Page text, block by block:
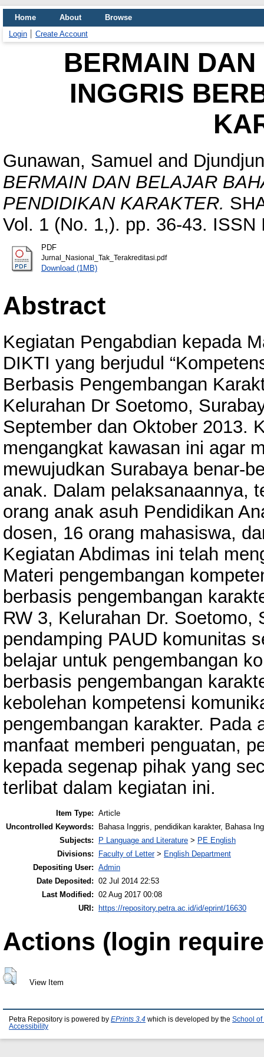
Home About
Browse
Login
Create Account
BERMAIN
INGGRIS
Gunawan, Samuel and
BERMAIN DAN BELAJAR
PENDIDIKAN KARAKTER.
Vol. 1 (No. 1,). pp. 36-43. ISSN
PDF
Jurnal_Nasional_Tak_Terakreditasi.pdf
Download (1MB)
Abstract
Kegiatan Pengabdian kepada
DIKTI yang berjudul
Berbasis Pengembangan
Kelurahan Dr Soetomo,
September dan Oktober 2013.
mengangkat kawasan ini agar
mewujudkan Surabaya benar-
anak. Dalam pelaksanaannya,
orang anak asuh Pendidikan
dosen, 16 orang mahasiswa,
Kegiatan Abdimas ini telah
Materi pengembangan
berbasis pengembangan
RW 3, Kelurahan Dr. Soetomo,
pendamping PAUD komunitas
belajar untuk pengembangan
berbasis pengembangan
kebolehan kompetensi
pengembangan karakter. Pada
manfaat memberi penguatan,
kepada segenap pihak yang
terlibat dalam kegiatan ini.
Item Type: Article
Uncontrolled Keywords:
Bahasa Inggris, pendidikan karakter, Bahasa
Subjects:
P Language and Literature > PE English
Divisions:
Faculty of Letter> English Department
Depositing User: Admin
Date Deposited: 02 Jul 2014 22:53
Last Modified: 02 Aug 2017 00:08
URI:
https://repository.petra.ac.id/id/eprint/16630
Actions (login
View Item
Petra Repository is powered by EPrints 3.4 which is developed by the School of
Accessibility